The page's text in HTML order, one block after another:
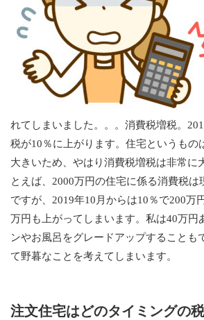
れてしまいました。。。消費税増税。
税が10％に上がります。住宅というもの
大きいため、やはり消費税増税は非常に
とえば、2000万円の住宅に係る消費税は
ですが、2019年10月からは10％で200万
万円も上がってしまいます。私は40万円
ンやお風呂をグレードアップすることも
て野暮なことを考えてしまいます。
注文住宅はどのタイミングの